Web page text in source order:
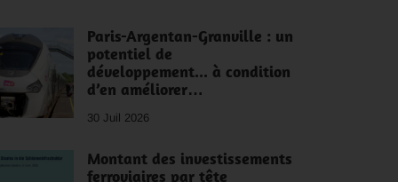
Paris-Argentan-Granville : un
potentiel de
développement... à condition
d’en améliorer…
30 Juil 2026
Montant des investissements
ferroviaires par tête